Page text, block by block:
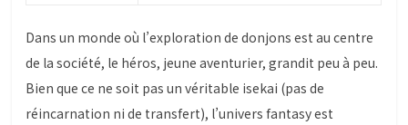
Dans un monde où l’exploration de donjons est au centre
de la société, le héros, jeune aventurier, grandit peu à peu.
Bien que ce ne soit pas un véritable isekai (pas de
réincarnation ni de transfert), l’univers fantasy est